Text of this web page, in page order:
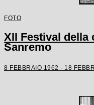
FOTO
XII Festival della
Sanremo
8 FEBBRAIO 1962 - 18